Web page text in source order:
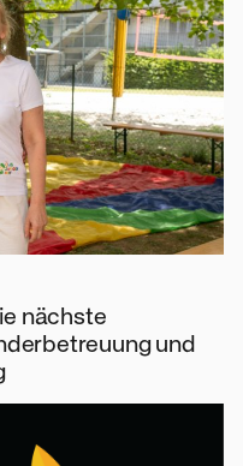
nächste
und